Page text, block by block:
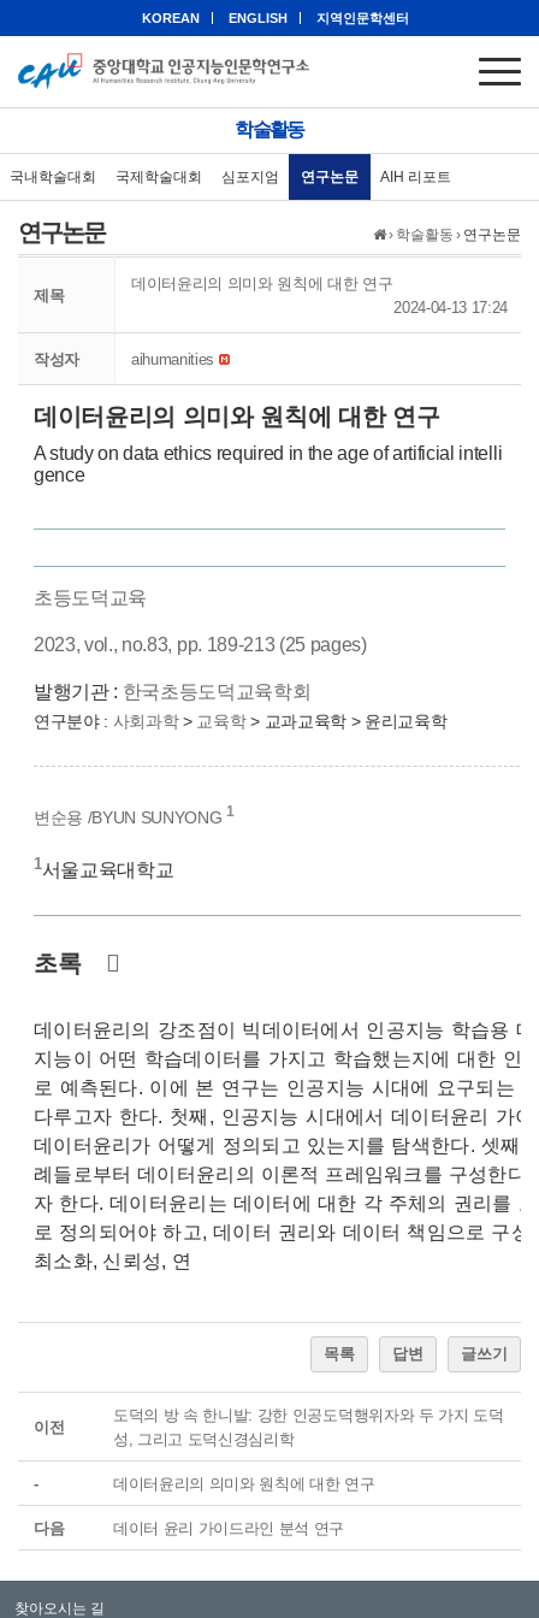
KOREAN ENGLISH 지역인문학센터
학술활동
국내학술대회 국제학술대회 심포지엄 연구논문 AIH 리포트
› 학술활동 › 연구논문
연구논문
제목
데이터윤리의 의미와 원칙에 대한 연구
2024-04-13 17:24
작성자 aihumanities
데이터윤리의 의미와 원칙에 대한 연구
A study on data ethics required in the age of artificial intelli
gence
초등도덕교육
2023, vol., no.83, pp. 189-213 (25 pages)
발행기관 : 한국초등도덕교육학회
연구분야 : 사회과학> 교육학> 교과교육학 > 윤리교육학
변순용 /BYUN SUNYONG 1
1서울교육대학교
초록
데이터윤리의 강조점이 빅데이터에서 인공지능 학습용
지능이 어떤 학습데이터를 가지고 학습했는지에 대한 인
로 예측된다. 이에 본 연구는 인공지능 시대에 요구되는
다루고자 한다. 첫째, 인공지능 시대에서 데이터윤리 가
데이터윤리가 어떻게 정의되고 있는지를 탐색한다. 셋째
례들로부터 데이터윤리의 이론적 프레임워크를 구성한
자 한다. 데이터윤리는 데이터에 대한 각 주체의 권리를
로 정의되어야 하고, 데이터 권리와 데이터 책임으로 구
최소화, 신뢰성, 연
목록 답변 글쓰기
이전
도덕의 방 속 한니발: 강한 인공도덕행위자와 두 가지 도덕
성, 그리고 도덕신경심리학
- 데이터윤리의 의미와 원칙에 대한 연구
다음 데이터 윤리 가이드라인 분석 연구
찾아오시는 길